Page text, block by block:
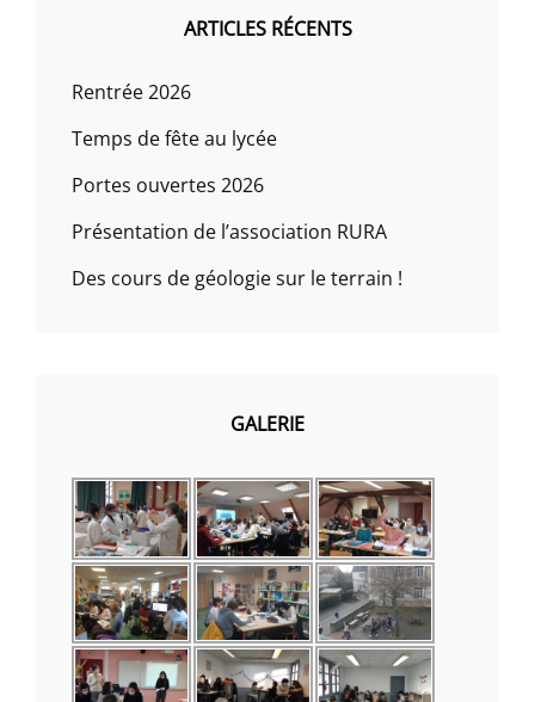
ARTICLES RÉCENTS
Rentrée 2026
Temps de fête au lycée
Portes ouvertes 2026
Présentation de l’association RURA
Des cours de géologie sur le terrain !
GALERIE